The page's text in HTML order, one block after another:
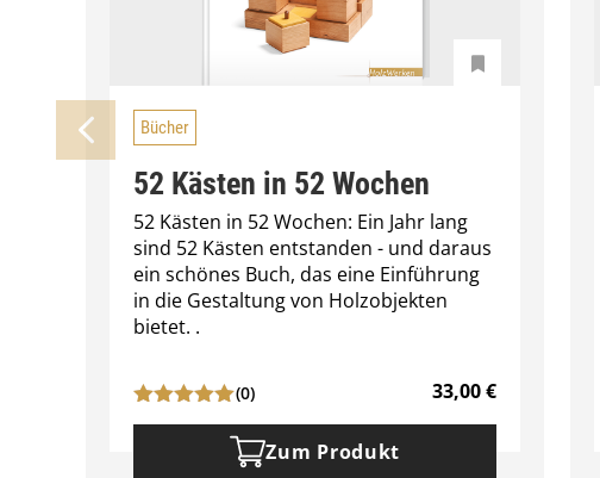
Bücher
52 Kästen in 52 Wochen
52 Kästen in 52 Wochen: Ein Jahr lang
sind 52 Kästen entstanden - und daraus
ein schönes Buch, das eine Einführung
in die Gestaltung von Holzobjekten
bietet. .
(0) 33,00€
Zum Produkt